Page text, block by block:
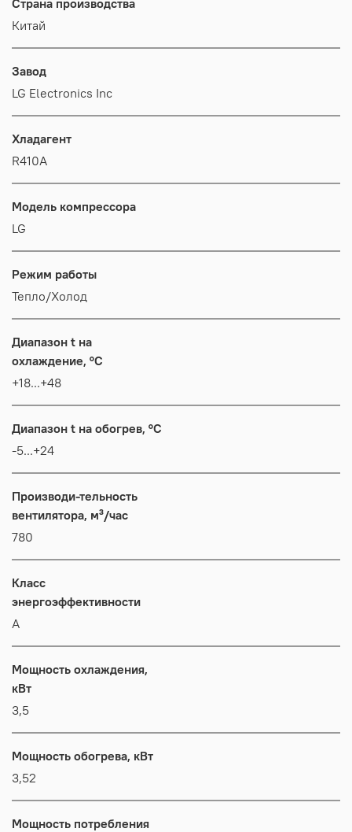
Китай
Завод
LG Electronics Inc
Хладагент
R410A
Модель компрессора
LG
Режим работы
Тепло/Холод
Диапазон t на
охлаждение, °C
+18...+48
Диапазон t на обогрев, °C
-5...+24
Производи-тельность
вентилятора, м³/час
780
Класс
энергоэффективности
А
Мощность охлаждения,
кВт
3,5
Мощность обогрева, кВт
3,52
Мощность потребления